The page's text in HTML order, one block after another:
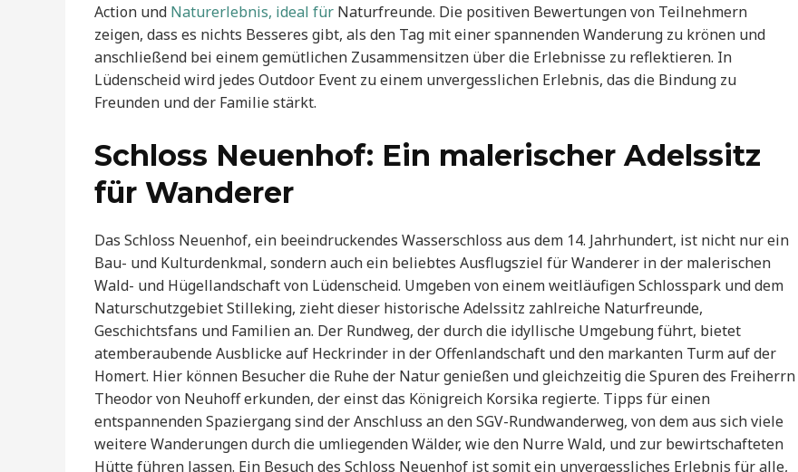
Action und Naturerlebnis, ideal für Naturfreunde. Die positiven Bewertungen von Teilnehmern
zeigen, dass es nichts Besseres gibt, als den Tag mit einer spannenden Wanderung zu krönen und
anschließend bei einem gemütlichen Zusammensitzen über die Erlebnisse zu reflektieren. In
Lüdenscheid wird jedes Outdoor Event zu einem unvergesslichen Erlebnis, das die Bindung zu
Freunden und der Familie stärkt.
Schloss Neuenhof: Ein malerischer Adelssitz
für Wanderer
Das Schloss Neuenhof, ein beeindruckendes Wasserschloss aus dem 14. Jahrhundert, ist nicht nur ein
Bau- und Kulturdenkmal, sondern auch ein beliebtes Ausflugsziel für Wanderer in der malerischen
Wald- und Hügellandschaft von Lüdenscheid. Umgeben von einem weitläufigen Schlosspark und dem
Naturschutzgebiet Stilleking, zieht dieser historische Adelssitz zahlreiche Naturfreunde,
Geschichtsfans und Familien an. Der Rundweg, der durch die idyllische Umgebung führt, bietet
atemberaubende Ausblicke auf Heckrinder in der Offenlandschaft und den markanten Turm auf der
Homert. Hier können Besucher die Ruhe der Natur genießen und gleichzeitig die Spuren des Freiherrn
Theodor von Neuhoff erkunden, der einst das Königreich Korsika regierte. Tipps für einen
entspannenden Spaziergang sind der Anschluss an den SGV-Rundwanderweg, von dem aus sich viele
weitere Wanderungen durch die umliegenden Wälder, wie den Nurre Wald, und zur bewirtschafteten
Hütte führen lassen. Ein Besuch des Schloss Neuenhof ist somit ein unvergessliches Erlebnis für alle,